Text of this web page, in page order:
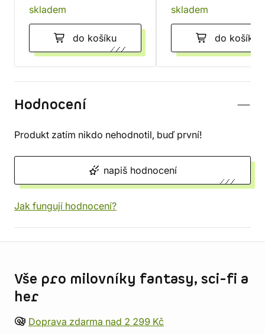
skladem
do košíku
skladem
do košíku
Hodnocení
Produkt zatím nikdo nehodnotil, buď první!
napiš hodnocení
Jak fungují hodnocení?
Vše pro milovníky fantasy, sci-fi a
her
Doprava zdarma nad 2 299 Kč